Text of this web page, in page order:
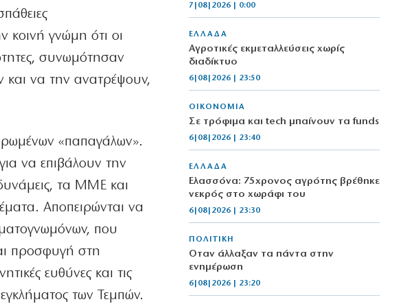
κοινή γνώμη ότι οι
συνωμότησαν
και να την ανατρέψουν,
«παπαγάλων».
να επιβάλουν την
τα ΜΜΕ και
Αποπειρώνται να
που
προσφυγή στη
ευθύνες και τις
των Τεμπών.
7|08|2026 | 0:00
ΕΛΛΑΔΑ
Αγροτικές εκμεταλλεύσεις χωρίς
διαδίκτυο
6|08|2026 | 23:50
ΟΙΚΟΝΟΜΙΑ
Σε τρόφιμα και tech μπαίνουν τα funds
6|08|2026 | 23:40
ΕΛΛΑΔΑ
Ελασσόνα: 75χρονος αγρότης βρέθηκε
νεκρός στο χωράφι του
6|08|2026 | 23:30
ΠΟΛΙΤΙΚΗ
Όταν άλλαξαν τα πάντα στην
ενημέρωση
6|08|2026 | 23:20